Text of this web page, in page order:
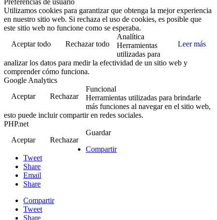
Utilizamos cookies para garantizar que obtenga la mejor experiencia
en nuestro sitio web. Si rechaza el uso de cookies, es posible que
este sitio web no funcione como se esperaba.
Aceptar todo
Rechazar todo Leer más
Analítica
Herramientas
utilizadas para
analizar los datos para medir la efectividad de un sitio web y
comprender cómo funciona.
Google Analytics
Aceptar
Rechazar
Funcional
Herramientas utilizadas para brindarle
más funciones al navegar en el sitio web,
esto puede incluir compartir en redes sociales.
PHP.net
Aceptar
Rechazar
Guardar
Compartir
Tweet
Share
Email
Share
Compartir
Tweet
Share